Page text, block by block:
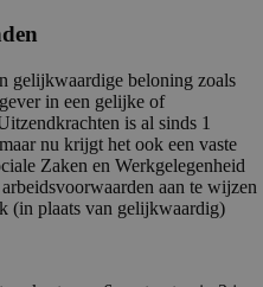
gelijkwaardige beloning zoals
in een gelijke of
is al sinds 1
nu krijgt het ook een vaste
Zaken en Werkgelegenheid
aan te wijzen
(in plaats van gelijkwaardig)